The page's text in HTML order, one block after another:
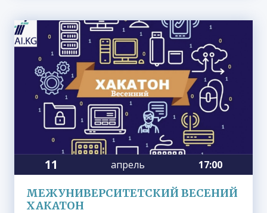
11 апрель 17:00
МЕЖУНИВЕРСИТЕТСКИЙ ВЕСЕНИЙ
ХАКАТОН